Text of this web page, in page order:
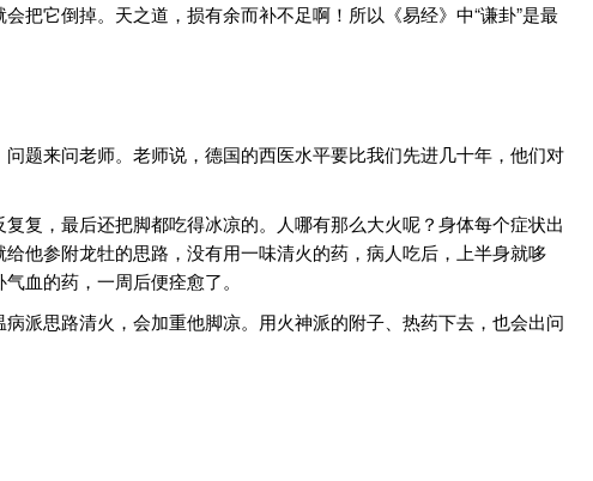
把它倒掉。天之道，损有余而补不足啊！所以《易经》中“谦卦”是最
题来问老师。老师说，德国的西医水平要比我们先进几十年，他们对
复，最后还把脚都吃得冰凉的。人哪有那么大火呢？身体每个症状出
他参附龙牡的思路，没有用一味清火的药，病人吃后，上半身就哆
血的药，一周后便痊愈了。
派思路清火，会加重他脚凉。用火神派的附子、热药下去，也会出问